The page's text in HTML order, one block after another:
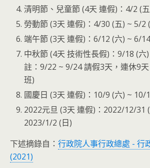
清明節、兒童節 (4天 連假)：4/2 (
勞動節 (3天 連假)：4/30 (五) ~ 5/2
端午節 (3天 連假)：6/12 (六) ~ 6/
中秋節 (4天 技術性長假)：9/18 (六
註：9/22 ~ 9/24 請假3天，連休9
班)
國慶日 (3天 連假)：10/9 (六) ~ 10/
2022元旦 (3天 連假)：2022/12/31
2023/1/2 (日)
下述摘錄自： 行政院人事行政總處 - 行
(2021)